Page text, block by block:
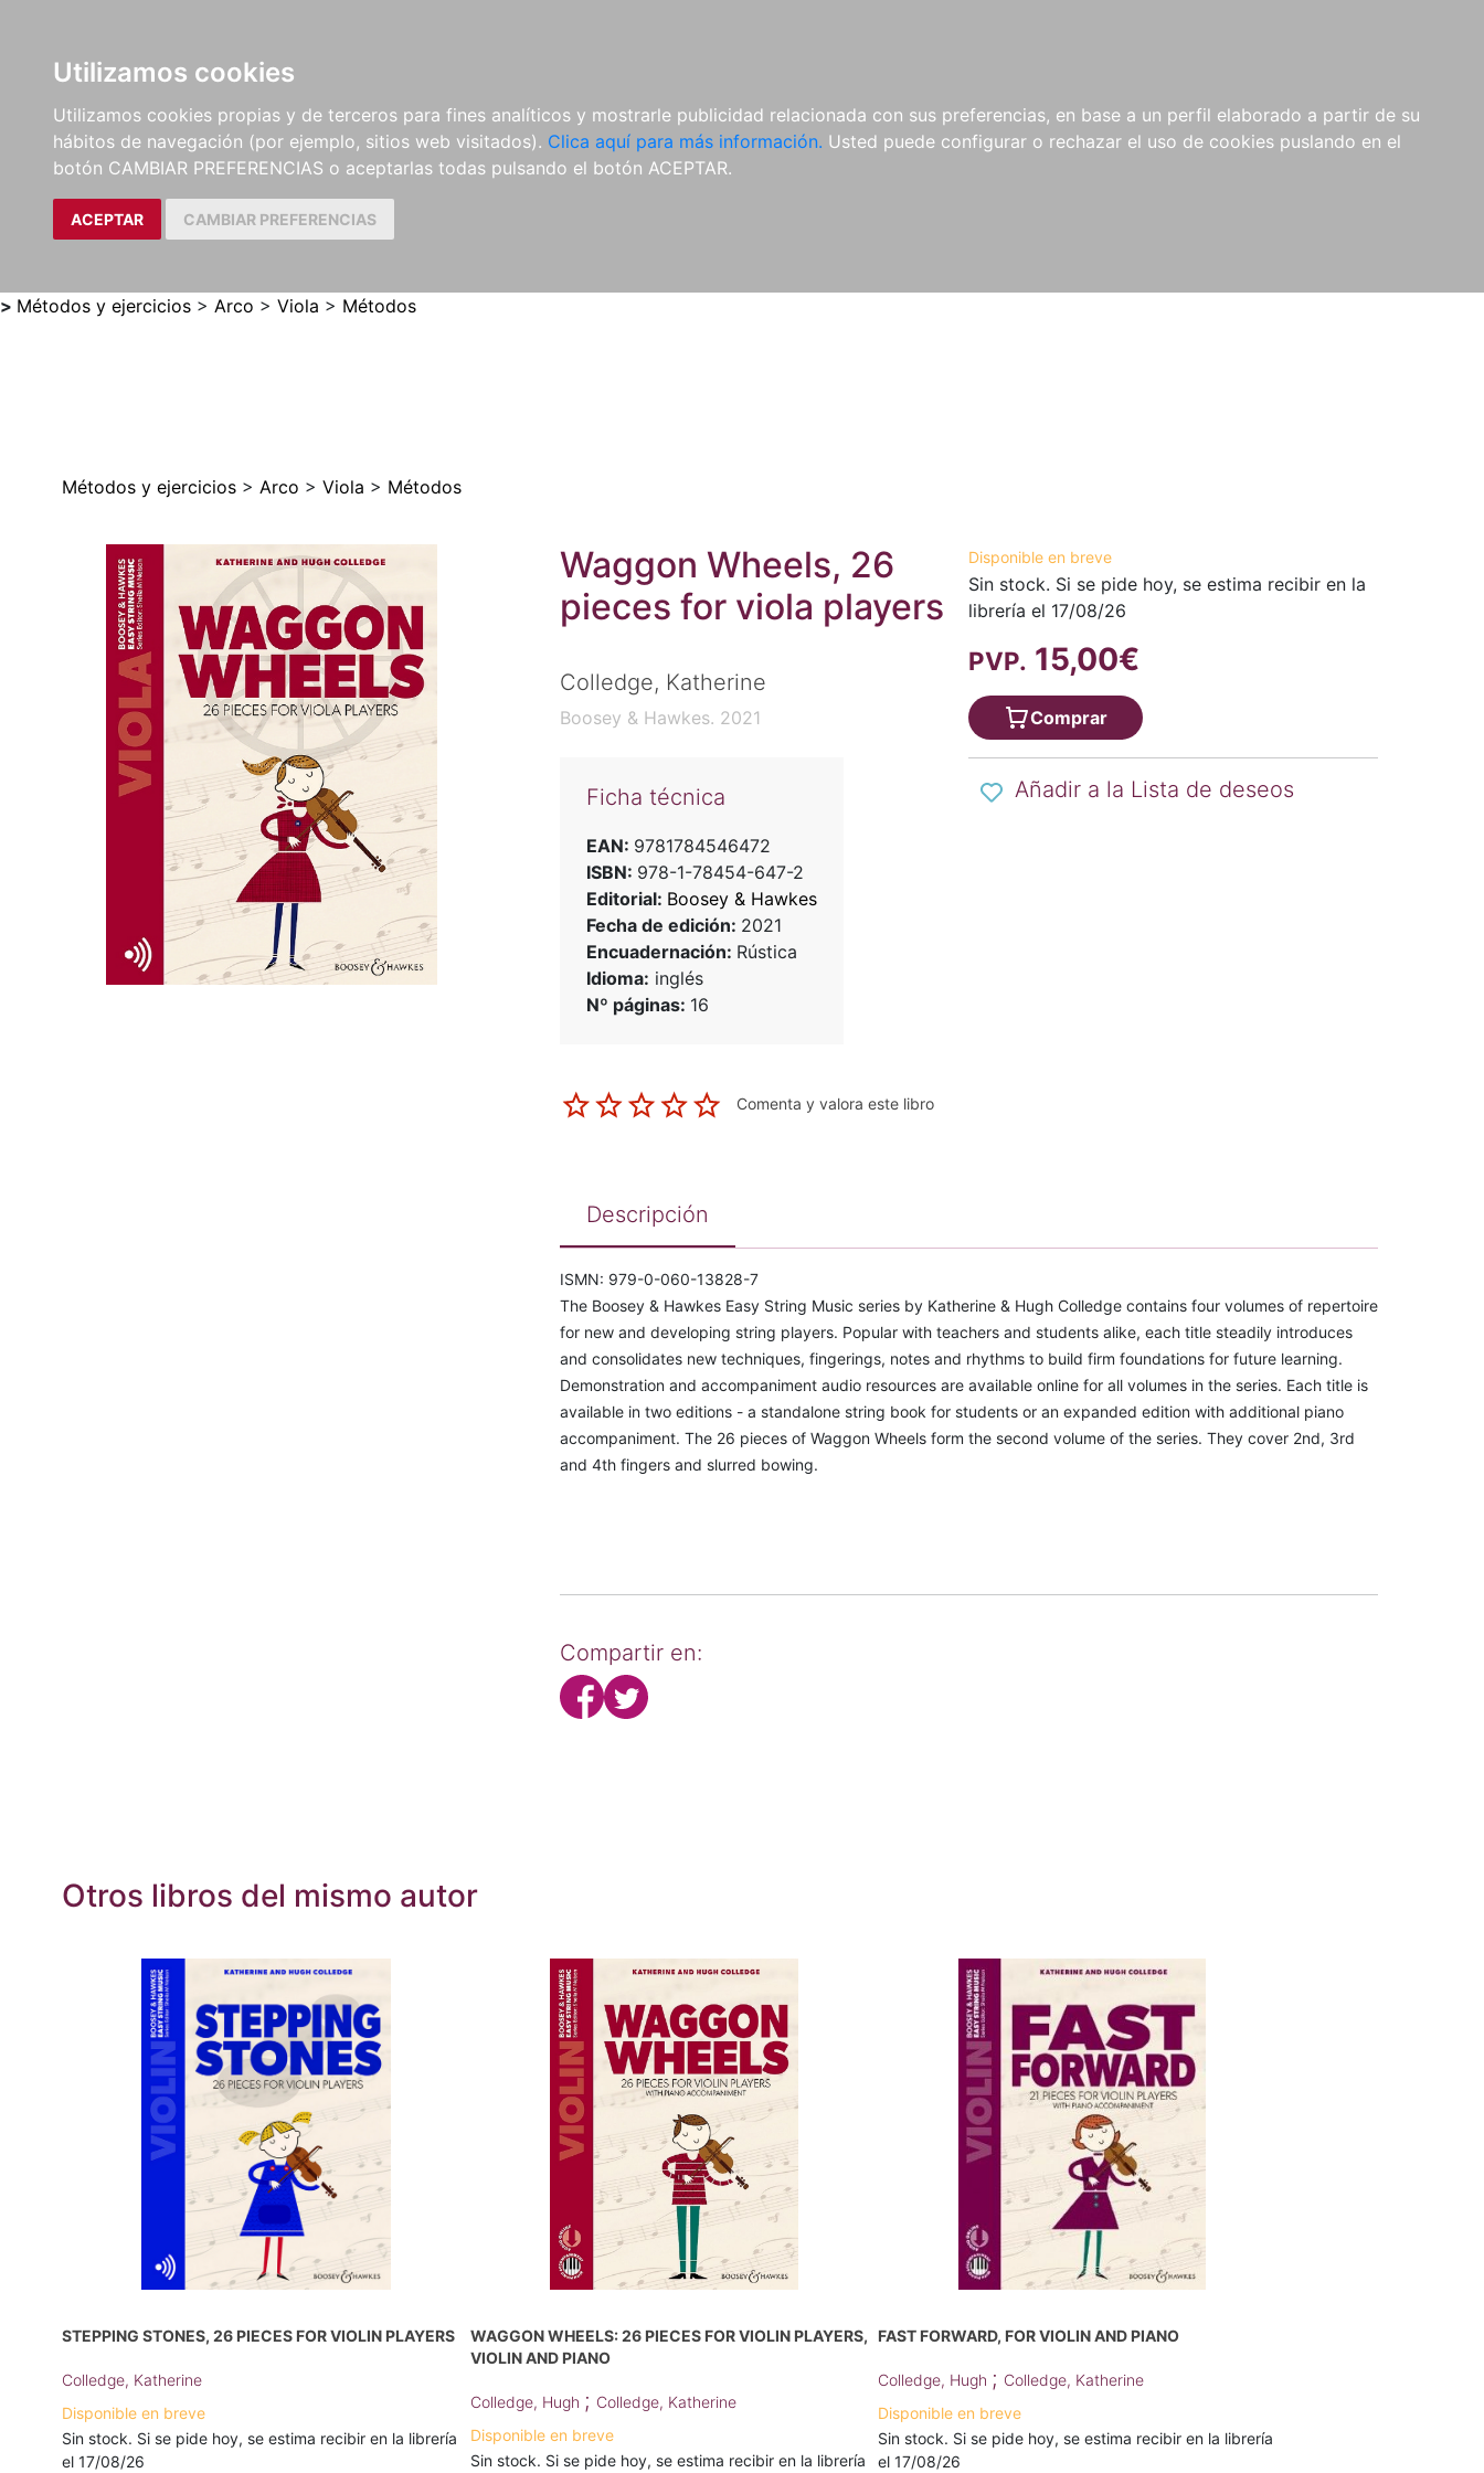
Utilizamos cookies
Utilizamos cookies propias y de terceros para fines analíticos y mostrarle publicidad relacionada con sus preferencias, en base a un perfil elaborado a partir de su
hábitos de navegación (por ejemplo, sitios web visitados). Clica aquí para más información. Usted puede configurar o rechazar el uso de cookies puslando en el
botón CAMBIAR PREFERENCIAS o aceptarlas todas pulsando el botón ACEPTAR.
ACEPTAR CAMBIAR PREFERENCIAS
LIBROS
MÉTODOS Y
EJERCICIOS
PARTITURAS Y EDICIONES
CRÍTICAS
REVISTAS
CDS Y
DVDS
MATERIAL
COMPLEMENTARIO
NOVEDADES NOTICIAS
COMPRAS
INSTITUCIONALES
> Métodos y ejercicios > Arco > Viola > Métodos
Métodos y ejercicios > Arco > Viola > Métodos
Waggon Wheels, 26
pieces for viola players
Colledge, Katherine
Boosey & Hawkes. 2021
Ficha técnica
EAN: 9781784546472
ISBN: 978-1-78454-647-2
Editorial: Boosey & Hawkes
Fecha de edición: 2021
Encuadernación: Rústica
Idioma: inglés
Nº páginas: 16
Comenta y valora este libro
Disponible en breve
Sin stock. Si se pide hoy, se estima recibir en la
librería el 17/08/26
PVP. 15,00€
Comprar
Añadir a la Lista de deseos
Descripción
ISMN: 979-0-060-13828-7
The Boosey & Hawkes Easy String Music series by Katherine & Hugh Colledge contains four volumes of repertoire
for new and developing string players. Popular with teachers and students alike, each title steadily introduces
and consolidates new techniques, fingerings, notes and rhythms to build firm foundations for future learning.
Demonstration and accompaniment audio resources are available online for all volumes in the series. Each title is
available in two editions - a standalone string book for students or an expanded edition with additional piano
accompaniment. The 26 pieces of Waggon Wheels form the second volume of the series. They cover 2nd, 3rd
and 4th fingers and slurred bowing.
Compartir en:
Otros libros del mismo autor
STEPPING STONES, 26 PIECES FOR VIOLIN PLAYERS
Colledge, Katherine
Disponible en breve
Sin stock. Si se pide hoy, se estima recibir en la librería
el 17/08/26
WAGGON WHEELS: 26 PIECES FOR VIOLIN PLAYERS,
VIOLIN AND PIANO
Colledge, Hugh ; Colledge, Katherine
Disponible en breve
Sin stock. Si se pide hoy, se estima recibir en la librería
FAST FORWARD, FOR VIOLIN AND PIANO
Colledge, Hugh ; Colledge, Katherine
Disponible en breve
Sin stock. Si se pide hoy, se estima recibir en la librería
el 17/08/26